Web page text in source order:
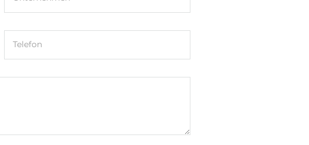
Telefon